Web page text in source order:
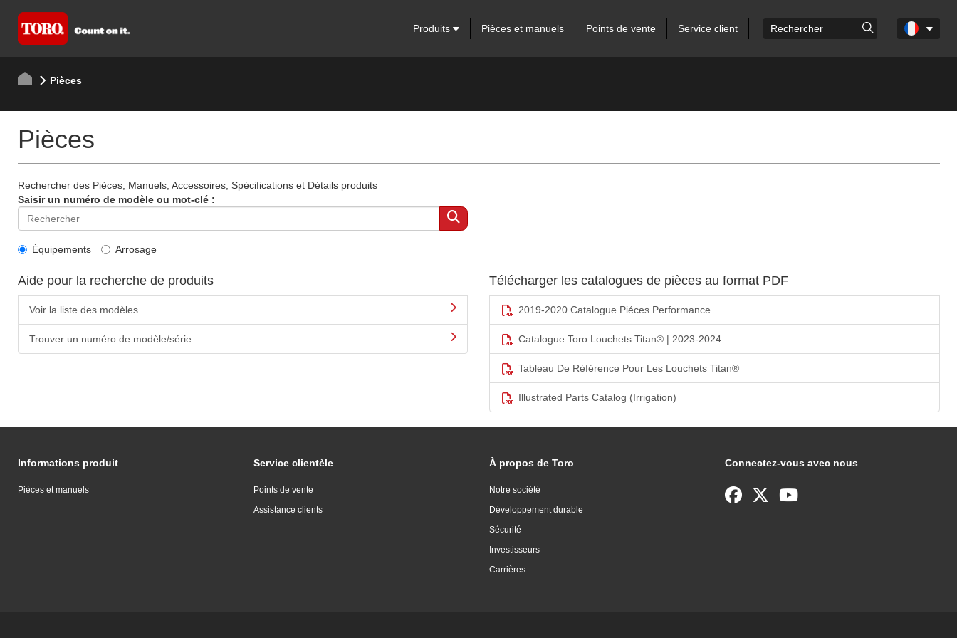
Produits Pièces et manuels Points de vente Service client
Pièces
Pièces
Rechercher des Pièces, Manuels, Accessoires, Spécifications et Détails produits
Saisir un numéro de modèle ou mot-clé :
Équipements Arrosage
Aide pour la recherche de produits
Voir la liste des modèles
Trouver un numéro de modèle/série
Télécharger les catalogues de pièces au format PDF
2019-2020 Catalogue Piéces Performance
Catalogue Toro Louchets Titan® | 2023-2024
Tableau De Référence Pour Les Louchets Titan®
Illustrated Parts Catalog (Irrigation)
Informations produit
Pièces et manuels
Service clientèle
Points de vente
Assistance clients
À propos de Toro
Notre société
Développement durable
Sécurité
Investisseurs
Carrières
Connectez-vous avec nous